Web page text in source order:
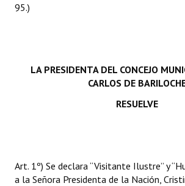
Antiguos Pobladores - Registro
Entrega de distinciones
95.)
LA PRESIDENTA DEL CONCEJO
CARLOS DE
RESUELVE
Art. 1º) Se declara “Visitante Ilustre” y
a la Señora Presidenta de la Nación,